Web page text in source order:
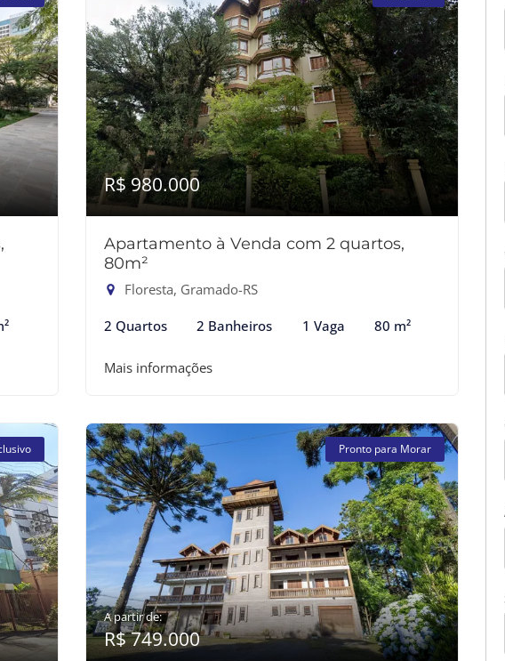
R$ 980.000
Apartamento à Venda com 2 quartos,
80m²
Floresta, Gramado-RS
2 Quartos 2 Banheiros 1 Vaga 80 m²
Mais informações
Pronto para Morar
A partir de:
R$ 749.000